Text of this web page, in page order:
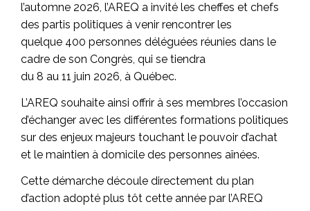
l’automne 2026, l’AREQ a invité les cheffes et chefs
des partis politiques à venir rencontrer les
quelque 400 personnes déléguées réunies dans le
cadre de son Congrès, qui se tiendra
du 8 au 11 juin 2026, à Québec.
L’AREQ souhaite ainsi offrir à ses membres l’occasion
d’échanger avec les différentes formations politiques
sur des enjeux majeurs touchant le pouvoir d’achat
et le maintien à domicile des personnes aînées.
Cette démarche découle directement du plan
d’action adopté plus tôt cette année par l’AREQ